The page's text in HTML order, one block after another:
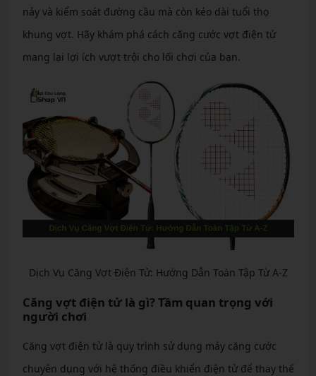
nảy và kiểm soát đường cầu mà còn kéo dài tuổi thọ
khung vợt. Hãy khám phá cách căng cước vợt điện tử
mang lại lợi ích vượt trội cho lối chơi của bạn.
Dịch Vụ Căng Vợt Điện Tử: Hướng Dẫn Toàn Tập Từ A-Z
Căng vợt điện tử là gì? Tầm quan trọng với
người chơi
Căng vợt điện tử là quy trình sử dụng máy căng cước
chuyên dụng với hệ thống điều khiển điện tử để thay thế